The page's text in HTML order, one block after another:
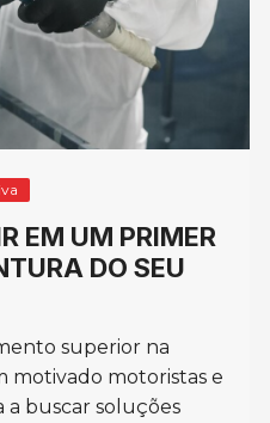
EM UM PRIMER
DO SEU
superior na
motivado motoristas e
a buscar soluções